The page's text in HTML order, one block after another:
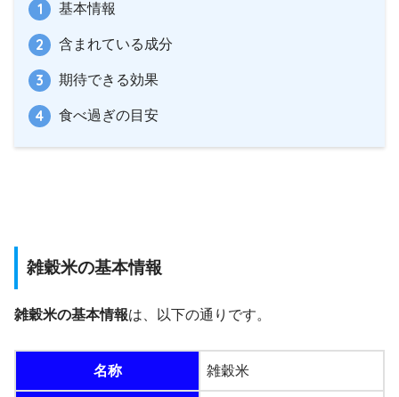
基本情報
含まれている成分
期待できる効果
食べ過ぎの目安
雑穀米の基本情報
雑穀米の基本情報は、以下の通りです。
名称 雑穀米